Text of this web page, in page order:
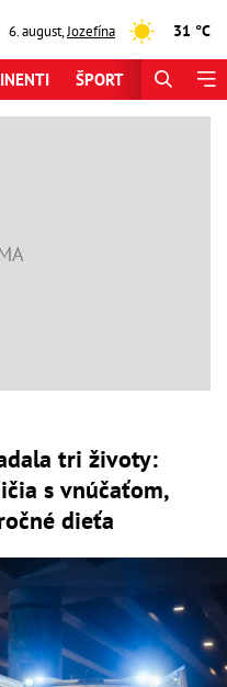
6. august,Jozefína 31 °C
ŠPORT
tri životy:
s vnúčaťom,
dieťa